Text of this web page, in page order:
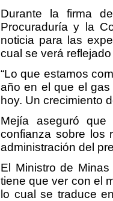
Durante la firma
Procuraduría y la
noticia para las
cual se verá
“Lo que estamos
año en el que el
hoy. Un crecimiento
Mejía aseguró
confianza sobre los
administración del
El Ministro de
tiene que ver con el
lo cual se traduce